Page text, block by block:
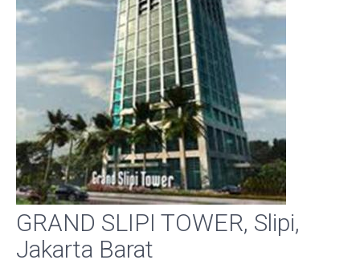
GRAND SLIPI TOWER, Slipi,
Jakarta Barat